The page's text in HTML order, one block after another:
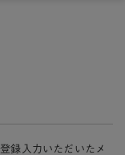
録入力いただいたメ